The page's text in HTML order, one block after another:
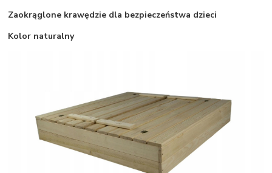
Zaokrąglone krawędzie dla bezpieczeństwa dzieci
Kolor naturalny